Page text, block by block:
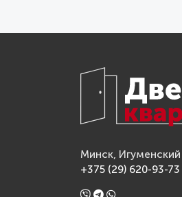
Минск, Игуменский
+375 (29) 620-93-73